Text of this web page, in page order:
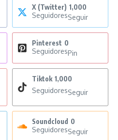
X (Twitter) 1,000
SeguidoresSeguir
Pinterest 0
SeguidoresPin
Tiktok 1,000
SeguidoresSeguir
Soundcloud 0
SeguidoresSeguir